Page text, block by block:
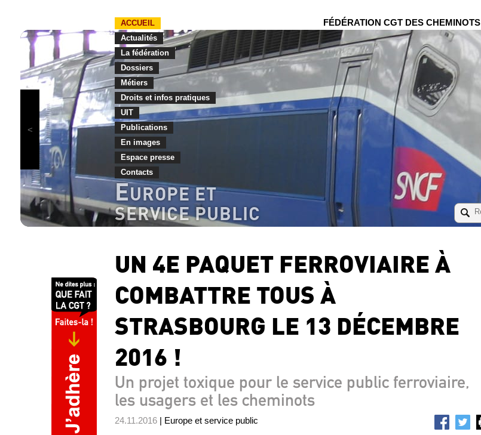
FÉDÉRATION CGT DES CHEMINOTS
ACCUEIL
Actualités
La fédération
Dossiers
Métiers
Droits et infos pratiques
UIT
Publications
En images
Espace presse
Contacts
EUROPE ET
SERVICE PUBLIC
UN 4E PAQUET FERROVIAIRE À
COMBATTRE TOUS À
STRASBOURG LE 13 DÉCEMBRE
2016 !
Un projet toxique pour le service public ferroviaire,
les usagers et les cheminots
24.11.2016 | Europe et service public